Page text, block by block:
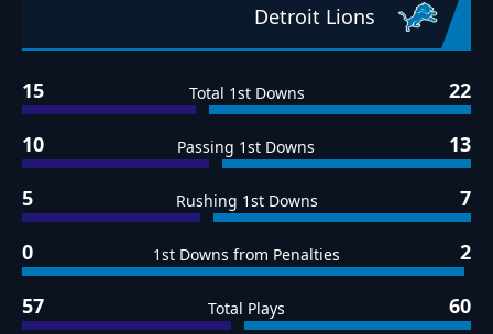
Detroit Lions
15 Total 1st Downs 22
10 Passing 1st Downs 13
5 Rushing 1st Downs 7
0 1st Downs from Penalties 2
57 Total Plays 60